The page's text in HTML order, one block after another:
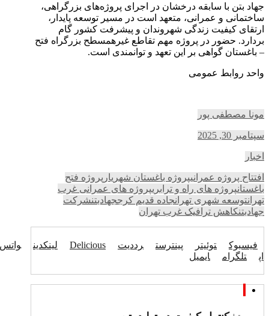
جهاد بتن با سابقه درخشان در اجرای پروژه‌های بزرگراهی،
ساختمانی و عمرانی، متعهد است در مسیر توسعه پایدار،
ارتقای کیفیت زندگی شهروندان و پیشرفت کشور گام
بردارد. حضور در پروژه مهم تقاطع غیرهمسطح بزرگراه فتح
– باغستان گواهی بر این تعهد و توانمندی است.
واحد روابط عمومی
مونا مصطفی پور
سپتامبر 30, 2025
اخبار
افتتاح پروژه عمرانیپروژه باغستان شهریار پروژه فتح
باغستانپروژه های راه و ترابریپروژه های عمرانی غرب
تهرانتوسعه شهری تهرانجاده قدیم کرججهادبتنشرکت
جهادبتنکاهش ترافیک غرب تهران
فیسبوک توئیتر پینترست رددیت Delicious لینکدین
واتس
اپ
تلگرام ایمیل